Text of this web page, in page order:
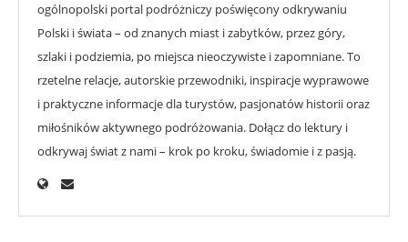
ogólnopolski portal podróżniczy poświęcony odkrywaniu
Polski i świata – od znanych miast i zabytków, przez góry,
szlaki i podziemia, po miejsca nieoczywiste i zapomniane. To
rzetelne relacje, autorskie przewodniki, inspiracje wyprawowe
i praktyczne informacje dla turystów, pasjonatów historii oraz
miłośników aktywnego podróżowania. Dołącz do lektury i
odkrywaj świat z nami – krok po kroku, świadomie i z pasją.